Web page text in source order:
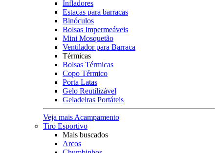
Infladores
Estacas para barracas
Binóculos
Bolsas Impermeáveis
Mini Mosquetão
Ventilador para Barraca
Térmicas
Bolsas Térmicas
Copo Térmico
Porta Latas
Gelo Reutilizável
Geladeiras Portáteis
Veja mais Acampamento
Tiro Esportivo
Mais buscados
Arcos